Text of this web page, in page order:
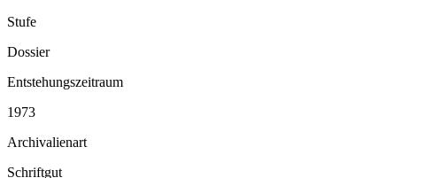
Stufe
Dossier
Entstehungszeitraum
1973
Archivalienart
Schriftgut